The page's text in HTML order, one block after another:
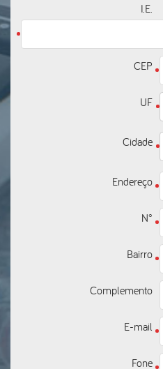
I.E.
CEP
UF
Cidade
Endereço
N°
Bairro
Complemento
E-mail
Fone